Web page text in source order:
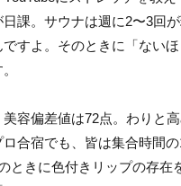
課。サウナは週に2〜3回
すよ。そのときに「ない
美容偏差値は72点。わりと
合宿でも、皆は集合時間
ときに色付きリップの存